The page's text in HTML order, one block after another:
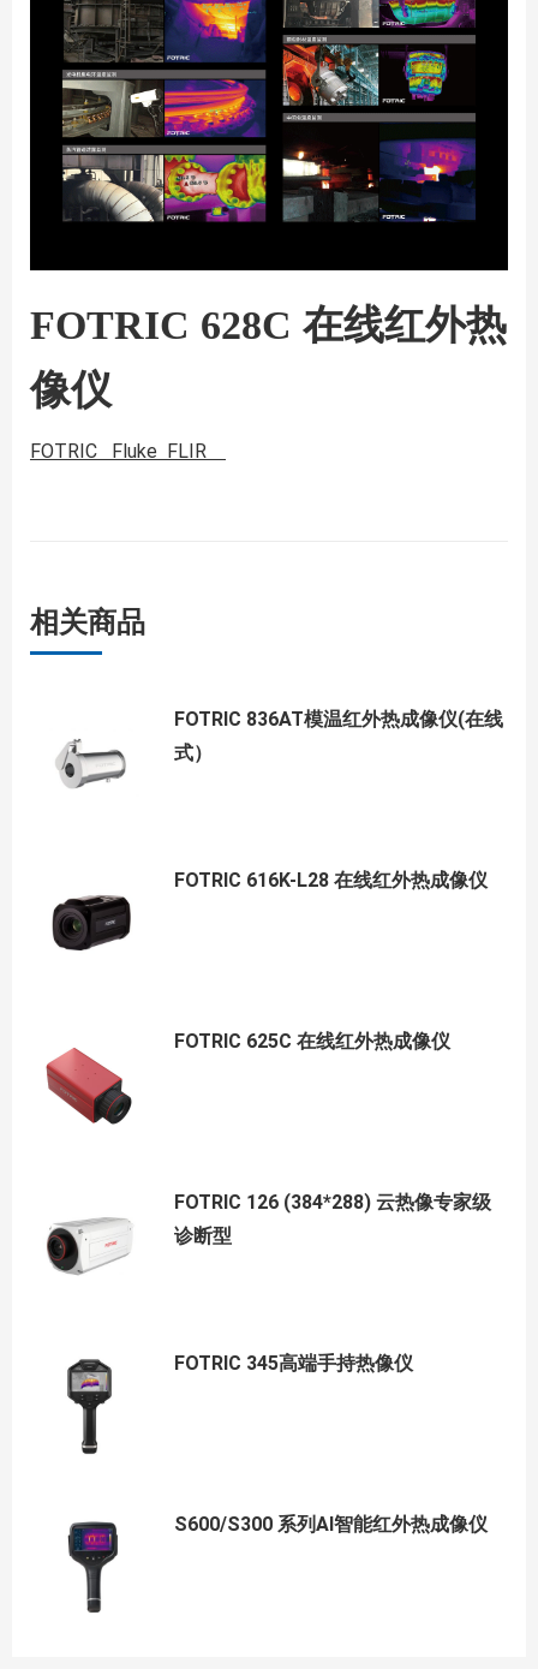
FOTRIC 628C 在线红外热
像仪
FOTRIC Fluke FLIR
相关商品
FOTRIC 836AT模温红外热成像仪(在线
式）
FOTRIC 616K-L28 在线红外热成像仪
FOTRIC 625C 在线红外热成像仪
FOTRIC 126 (384*288) 云热像专家级
诊断型
FOTRIC 345高端手持热像仪
S600/S300 系列AI智能红外热成像仪